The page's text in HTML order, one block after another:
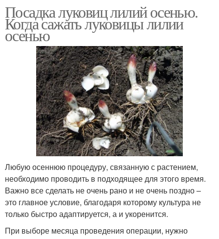
Посадка луковиц лилий осенью.
Когда сажать луковицы лилии
осенью
Любую осеннюю процедуру, связанную с растением,
необходимо проводить в подходящее для этого время.
Важно все сделать не очень рано и не очень поздно –
это главное условие, благодаря которому культура не
только быстро адаптируется, а и укоренится.
При выборе месяца проведения операции, нужно